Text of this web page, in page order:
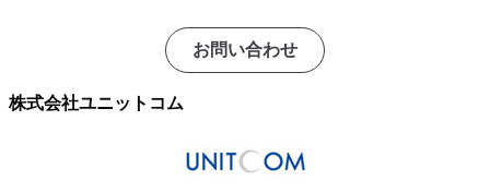
お問い合わせ
株式会社ユニットコム